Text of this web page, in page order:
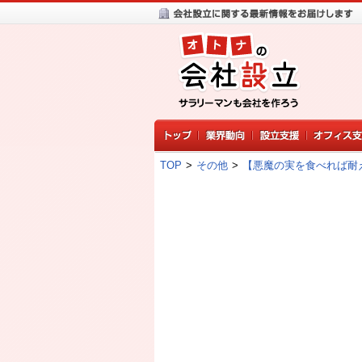
TOP > その他 > 【悪魔の実を食べれば